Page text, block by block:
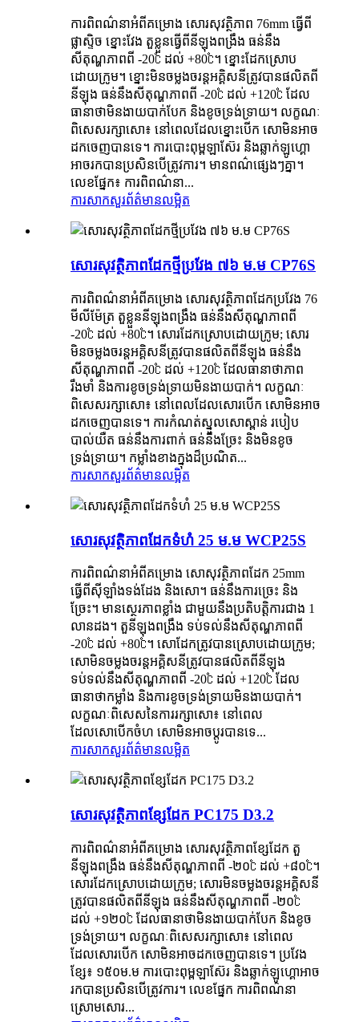
ការពិពណ៌នាអំពីគម្រោង សោរសុវត្ថិភាព 76mm ធ្វើពី
ផ្លាស្ទិច ខ្នោះវែង តួខ្លួនធ្វើពីនីឡុងពង្រឹង ធន់នឹង
សីតុណ្ហភាពពី -20℃ ដល់ +80℃។ ខ្នោះដែកស្រោប
ដោយក្រូម។ ខ្នោះមិនចម្លងចរន្តអគ្គិសនីត្រូវបានផលិតពី
នីឡុង ធន់នឹងសីតុណ្ហភាពពី -20℃ ដល់ +120℃ ដែល
ធានាថាមិនងាយបាក់បែក និងខូចទ្រង់ទ្រាយ។ លក្ខណៈ
ពិសេសរក្សាសោ៖ នៅពេលដែលខ្នោះបើក សោមិនអាច
ដកចេញបានទេ។ ការបោះពុម្ពឡាស៊ែរ និងឆ្លាក់ឡូហ្គោ
អាចរកបានប្រសិនបើត្រូវការ។ មានពណ៌ផ្សេងៗគ្នា។
លេខផ្នែក៖ ការពិពណ៌នា...
ការសាកសួរព័ត៌មានលម្អិត
សោរសុវត្ថិភាពដែកថ្មីប្រវែង ៧៦ ម.ម CP76S
ការពិពណ៌នាអំពីគម្រោង សោរសុវត្ថិភាពដែកប្រវែង 76
មីលីម៉ែត្រ តួខ្លួននីឡុងពង្រឹង ធន់នឹងសីតុណ្ហភាពពី
-20℃ ដល់ +80℃។ សោរដែកស្រោបដោយក្រូម; សោរ
មិនចម្លងចរន្តអគ្គិសនីត្រូវបានផលិតពីនីឡុង ធន់នឹង
សីតុណ្ហភាពពី -20℃ ដល់ +120℃ ដែលធានាថាភាព
រឹងមាំ និងការខូចទ្រង់ទ្រាយមិនងាយបាក់។ លក្ខណៈ
ពិសេសរក្សាសោ៖ នៅពេលដែលសោរបើក សោមិនអាច
ដកចេញបានទេ។ ការកំណត់ស្នូលសោស្ពាន់ របៀប
បាល់យឺត ធន់នឹងការពាក់ ធន់នឹងច្រែះ និងមិនខូច
ទ្រង់ទ្រាយ។ កម្លាំងខាងក្នុងដ៏ប្រណិត...
ការសាកសួរព័ត៌មានលម្អិត
សោរសុវត្ថិភាពដែកទំហំ 25 ម.ម WCP25S
ការពិពណ៌នាអំពីគម្រោង សោសុវត្ថិភាពដែក 25mm
ធ្វើពីស៊ីឡាំងទង់ដែង និងសោ។ ធន់នឹងការច្រេះ និង
ច្រែះ។ មានស្ថេរភាពខ្លាំង ជាមួយនឹងប្រតិបត្តិការជាង 1
លានដង។ តួនីឡុងពង្រឹង ទប់ទល់នឹងសីតុណ្ហភាពពី
-20℃ ដល់ +80℃។ សោដែកត្រូវបានស្រោបដោយក្រូម;
សោមិនចម្លងចរន្តអគ្គិសនីត្រូវបានផលិតពីនីឡុង
ទប់ទល់នឹងសីតុណ្ហភាពពី -20℃ ដល់ +120℃ ដែល
ធានាថាកម្លាំង និងការខូចទ្រង់ទ្រាយមិនងាយបាក់។
លក្ខណៈពិសេសនៃការរក្សាសោ៖ នៅពេល
ដែលសោបើកចំហ សោមិនអាចប្តូរបានទេ...
ការសាកសួរព័ត៌មានលម្អិត
សោរសុវត្ថិភាពខ្សែដែក PC175 D3.2
ការពិពណ៌នាអំពីគម្រោង សោរសុវត្ថិភាពខ្សែដែក តួ
នីឡុងពង្រឹង ធន់នឹងសីតុណ្ហភាពពី -២០℃ ដល់ +៨០℃។
សោរដែកស្រោបដោយក្រូម; សោរមិនចម្លងចរន្តអគ្គិសនី
ត្រូវបានផលិតពីនីឡុង ធន់នឹងសីតុណ្ហភាពពី -២០℃
ដល់ +១២០℃ ដែលធានាថាមិនងាយបាក់បែក និងខូច
ទ្រង់ទ្រាយ។ លក្ខណៈពិសេសរក្សាសោ៖ នៅពេល
ដែលសោរបើក សោមិនអាចដកចេញបានទេ។ ប្រវែង
ខ្សែ៖ ១៥០ម.ម ការបោះពុម្ពឡាស៊ែរ និងឆ្លាក់ឡូហ្គោអាច
រកបានប្រសិនបើត្រូវការ។ លេខផ្នែក ការពិពណ៌នា
ស្រោមសោរ...